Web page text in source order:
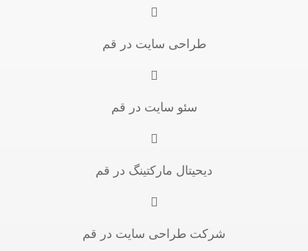
طراحی سایت در قم
سئو سایت در قم
دیحیتال مارکتینگ در قم
شرکت طراحی سایت در قم